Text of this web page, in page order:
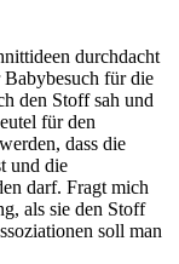
durchdacht
für die
den Stoff sah und
für den
dass die
und die
darf. Fragt mich
als sie den Stoff
soll man